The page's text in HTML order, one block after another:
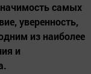
самых
уверенность,
из наиболее
и